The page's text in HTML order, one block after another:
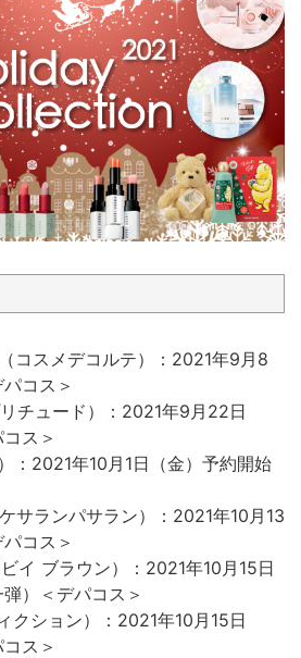
コスメデコルテ）：2021年9月8
コス＞
チュード）：2021年9月22日
ス＞
：2021年10月1日（金）予約開始
サランパサラン）：2021年10月13
コス＞
イ ブラウン）：2021年10月15日
弾）＜デパコス＞
クション）：2021年10月15日
ス＞